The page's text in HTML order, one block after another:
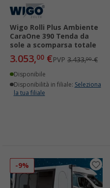
Wigo Rolli Plus Ambiente
CaraOne 390 Tenda da
sole a scomparsa totale
3.053,00 €PVP 3.433,00€
Disponibile
Disponibilità in filiale: Seleziona
la tua filiale
-9%